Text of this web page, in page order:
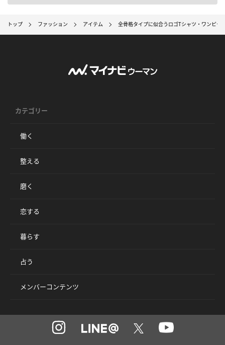
トップ ファッション アイテム 全骨格タイプに似合うロゴTシャツ・ワンピ
カテゴリー
働く
整える
磨く
恋する
暮らす
占う
メンバーコンテンツ